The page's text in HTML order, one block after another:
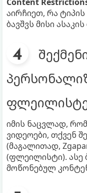
აირჩიეთ, რა
ბავშვს მისი
იმის ნაცვლად,
ვიდეოები, თქვენ
(მაგალითად,
(ფლეილისტი). ასე
მოწონებულ